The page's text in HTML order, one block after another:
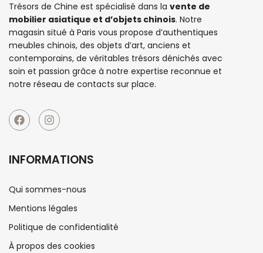
Trésors de Chine est spécialisé dans la vente de
mobilier asiatique et d’objets chinois. Notre
magasin situé à Paris vous propose d’authentiques
meubles chinois, des objets d’art, anciens et
contemporains, de véritables trésors dénichés avec
soin et passion grâce à notre expertise reconnue et
notre réseau de contacts sur place.
INFORMATIONS
Qui sommes-nous
Mentions légales
Politique de confidentialité
À propos des cookies